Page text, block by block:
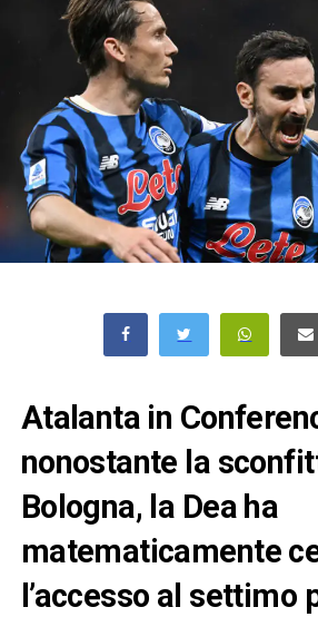
Atalanta in
nonostante la
Bologna, la Dea ha
matematicamente
l’accesso al settimo